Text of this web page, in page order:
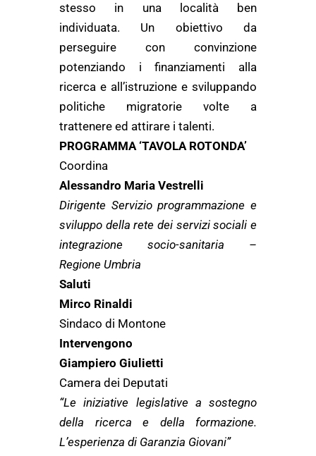
stesso in una località ben
individuata. Un obiettivo da
perseguire con convinzione
potenziando i finanziamenti alla
ricerca e all’istruzione e sviluppando
politiche migratorie volte a
trattenere ed attirare i talenti.
PROGRAMMA ‘TAVOLA ROTONDA’
Coordina
Alessandro Maria Vestrelli
Dirigente Servizio programmazione e
sviluppo della rete dei servizi sociali e
integrazione socio-sanitaria –
Regione Umbria
Saluti
Mirco Rinaldi
Sindaco di Montone
Intervengono
Giampiero Giulietti
Camera dei Deputati
“Le iniziative legislative a sostegno
della ricerca e della formazione.
L’esperienza di Garanzia Giovani”